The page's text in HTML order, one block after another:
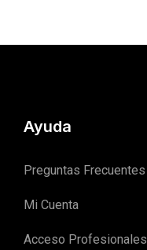
Ayuda
Preguntas Frecuentes
Mi Cuenta
Acceso Profesionales